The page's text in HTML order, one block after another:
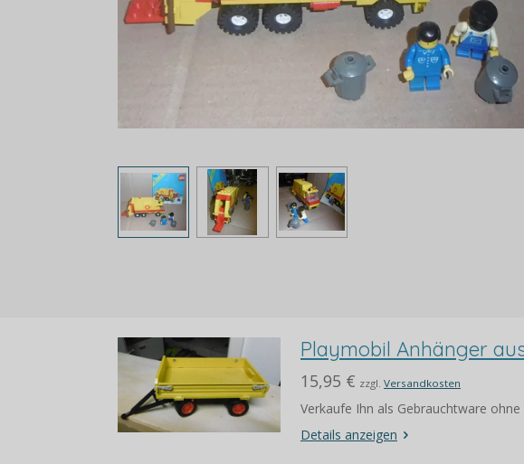
Playmobil Anhänger
15,95 € zzgl. Versandkosten
Verkaufe Ihn als Gebrauchtware
Details anzeigen